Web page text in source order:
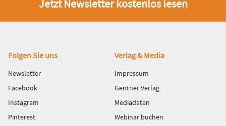
Jetzt Newsletter kostenlos lesen
Fußbereich
Folgen Sie uns
Newsletter
Facebook
Instagram
Pinterest
Verlag & Media
Impressum
Gentner Verlag
Mediadaten
Webinar buchen